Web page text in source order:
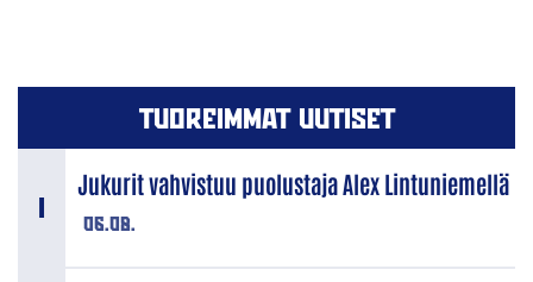
TUOREIMMAT UUTISET
06.08.
Jukurit vahvistuu puolustaja Alex Lintuniemellä